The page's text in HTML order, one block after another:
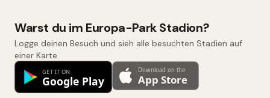
Warst du im Europa-Park Stadion?
Logge deinen Besuch und sieh alle besuchten Stadien auf
einer Karte.